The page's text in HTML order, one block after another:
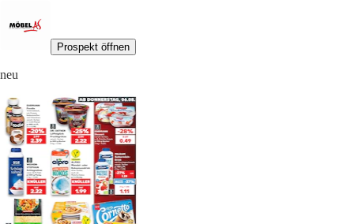
Prospekt öffnen
neu